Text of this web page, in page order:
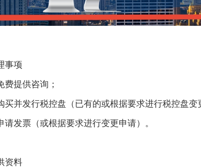
事项
费提供咨询；
买并发行税控盘（已有的或根据要求进行税控盘变
请发票（或根据要求进行变更申请）。
资料